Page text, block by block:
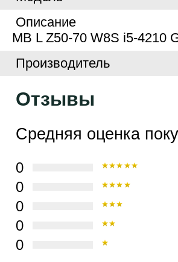
Описание
MB L Z50-70 W8S i5-4210
Производитель
Отзывы
Средняя оценка
0
0
0
0
0